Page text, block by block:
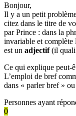
Bonjour,
Il y a un petit
citez dans le titre de
par Prince : dans la
invariable et complète
est un adjectif(il
Ce qui explique peut-
L’emploi de bref
dans « parler bref »
Personnes ayant
0